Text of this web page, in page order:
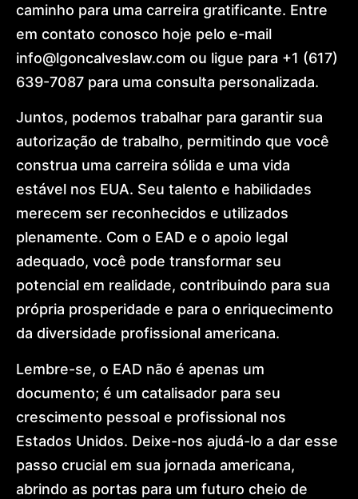
caminho para uma carreira gratificante. Entre
em contato conosco hoje pelo e-mail
info@lgoncalveslaw.com ou ligue para +1 (617)
639-7087 para uma consulta personalizada.
Juntos, podemos trabalhar para garantir sua
autorização de trabalho, permitindo que você
construa uma carreira sólida e uma vida
estável nos EUA. Seu talento e habilidades
merecem ser reconhecidos e utilizados
plenamente. Com o EAD e o apoio legal
adequado, você pode transformar seu
potencial em realidade, contribuindo para sua
própria prosperidade e para o enriquecimento
da diversidade profissional americana.
Lembre-se, o EAD não é apenas um
documento; é um catalisador para seu
crescimento pessoal e profissional nos
Estados Unidos. Deixe-nos ajudá-lo a dar esse
passo crucial em sua jornada americana,
abrindo as portas para um futuro cheio de